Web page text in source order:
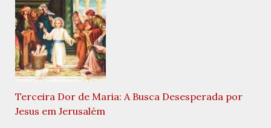
Terceira Dor de Maria: A Busca Desesperada por
Jesus em Jerusalém